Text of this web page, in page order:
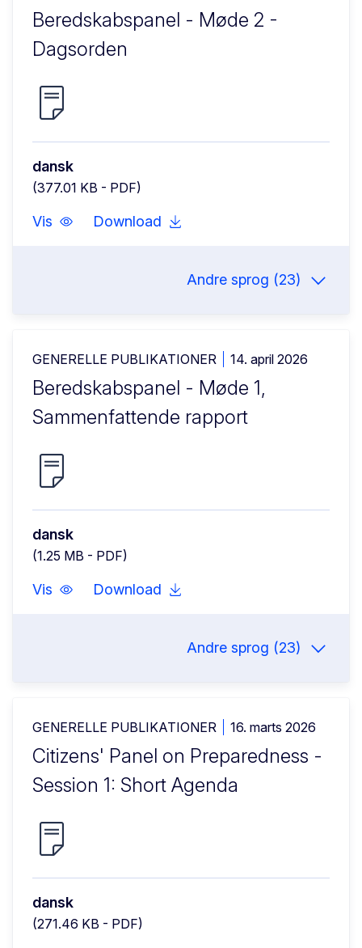
Beredskabspanel - Møde 2 -
Dagsorden
dansk
(377.01 KB - PDF)
Vis Download
Andre sprog (23)
GENERELLE PUBLIKATIONER 14. april 2026
Beredskabspanel - Møde 1,
Sammenfattende rapport
dansk
(1.25 MB - PDF)
Vis Download
Andre sprog (23)
GENERELLE PUBLIKATIONER 16. marts 2026
Citizens' Panel on Preparedness -
Session 1: Short Agenda
dansk
(271.46 KB - PDF)